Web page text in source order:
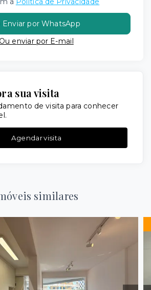
Enviar por WhatsApp
Ou enviar por E-mail
sua visita
de visita para conhecer
Agendar visita
similares